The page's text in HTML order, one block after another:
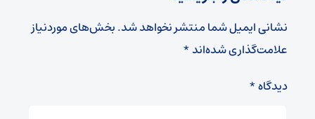
نشانی ایمیل شما منتشر نخواهد شد.بخش‌های موردنیاز
علامت‌گذاری شده‌اند*
دیدگاه*